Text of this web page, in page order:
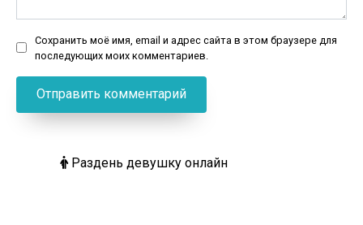
Сохранить моё имя, email и адрес сайта в этом браузере для
последующих моих комментариев.
Раздень девушку онлайн